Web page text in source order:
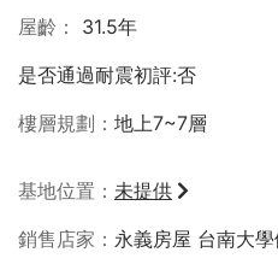
屋齡
31.5年
是否通過耐震初評:否
樓層規劃
地上7~7層
基地位置
未提供
銷售店家
永義房屋 台南大